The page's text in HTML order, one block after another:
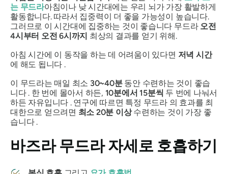
는 무드라아침이나 낮 시간대에는 우리 뇌가 가장 활발하게
활동합니다. 따라서 집중력이 더 좋을 가능성이 높습니다.
그러므로 이 시간대에 집중하는 것이 좋습니다 무드라 오전
4시부터 오전 6시까지 최상의 결과를 얻기 위해.
아침 시간에 이 동작을 하는 데 어려움이 있다면 저녁 시간
에 해도 됩니다 .
이 무드라는 매일 최소 30~40분동안 수련하는 것이 좋습
니다 . 한 번에 몰아서 하든, 10분에서 15분씩 두 번에 나눠서
하든 자유입니다 . 연구에 따르면 특정 무드라 의 효과를 최
대한으로 얻으려면 최소 20분 이상수련하는 것이 가장 좋
습니다 .
바즈라 무드라자세로 호흡하기